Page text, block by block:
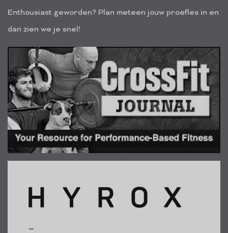
Enthousiast geworden? Plan meteen jouw proefles in en
dan zien we je snel!